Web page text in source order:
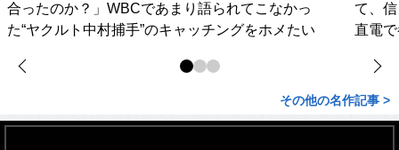
合ったのか？」WBCであまり語られてこなかっ
た“ヤクルト中村捕手”のキャッチングをホメたい
て、
直電
その他の名作記事 >